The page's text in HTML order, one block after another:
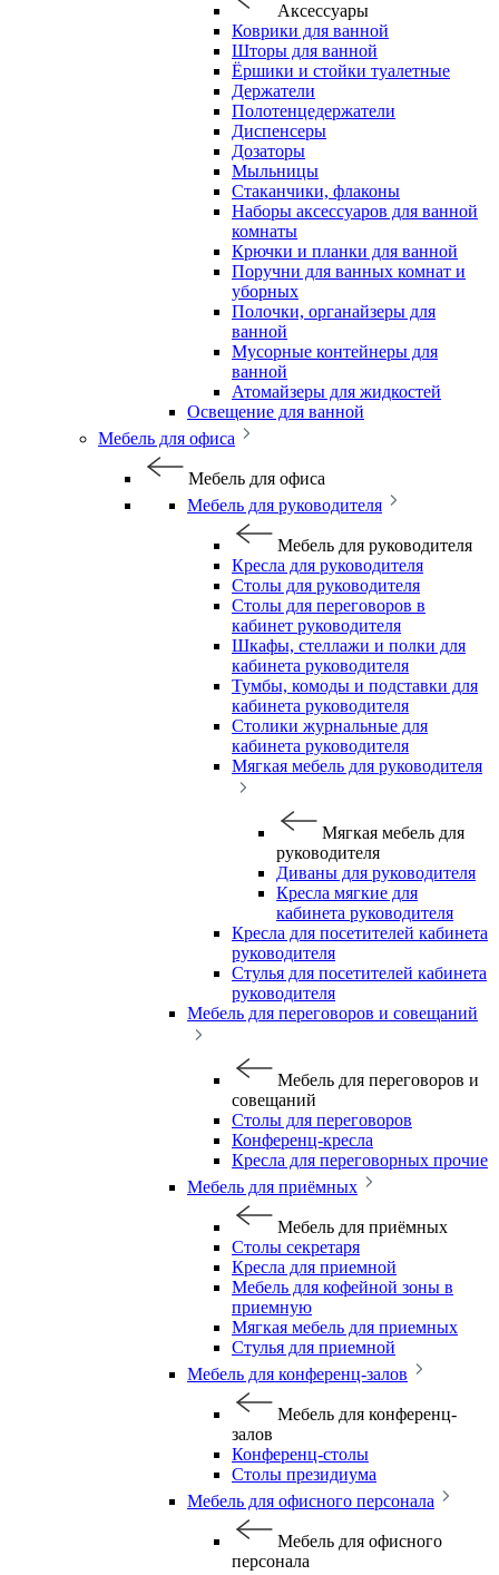
Аксессуары
Коврики для ванной
Шторы для ванной
Ёршики и стойки туалетные
Держатели
Полотенцедержатели
Диспенсеры
Дозаторы
Мыльницы
Стаканчики, флаконы
Наборы аксессуаров для ванной
комнаты
Крючки и планки для ванной
Поручни для ванных комнат и
уборных
Полочки, органайзеры для
ванной
Мусорные контейнеры для
ванной
Атомайзеры для жидкостей
Освещение для ванной
Мебель для офиса
Мебель для офиса
Мебель для руководителя
Мебель для руководителя
Кресла для руководителя
Столы для руководителя
Столы для переговоров в
кабинет руководителя
Шкафы, стеллажи и полки для
кабинета руководителя
Тумбы, комоды и подставки для
кабинета руководителя
Столики журнальные для
кабинета руководителя
Мягкая мебель для руководителя
Мягкая мебель для
руководителя
Диваны для руководителя
Кресла мягкие для
кабинета руководителя
Кресла для посетителей кабинета
руководителя
Стулья для посетителей кабинета
руководителя
Мебель для переговоров и совещаний
Мебель для переговоров и
совещаний
Столы для переговоров
Конференц-кресла
Кресла для переговорных прочие
Мебель для приёмных
Мебель для приёмных
Столы секретаря
Кресла для приемной
Мебель для кофейной зоны в
приемную
Мягкая мебель для приемных
Стулья для приемной
Мебель для конференц-залов
Мебель для конференц-
залов
Конференц-столы
Столы президиума
Мебель для офисного персонала
Мебель для офисного
персонала